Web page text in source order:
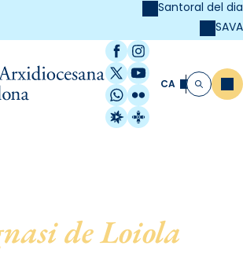
Santoral del dia
SAVA
Facebook
Instagram
X / Twitter
YouTube
WhatsApp
Flickr
Radio Estel
Catalunya
CA Cerca
de Loiola